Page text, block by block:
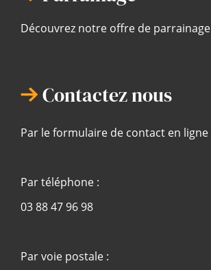
Découvrez notre offre de parrainage
Contactez nous
Par le formulaire de contact en ligne
Par téléphone :
03 88 47 96 98
Par voie postale :